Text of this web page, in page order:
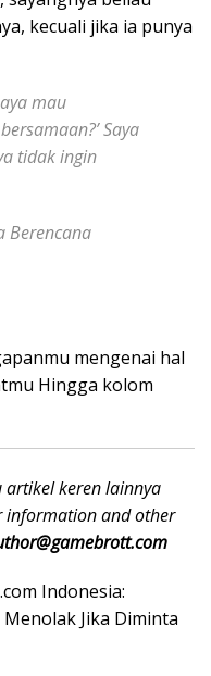
kecuali jika ia punya
mau
Saya
tidak ingin
Berencana
mengenai hal
Hingga kolom
keren lainnya
information and other
Indonesia:
Jika Diminta